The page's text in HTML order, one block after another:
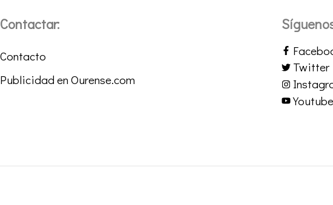
Contactar:
Contacto
Publicidad en Ourense.com
Twitter
Youtube